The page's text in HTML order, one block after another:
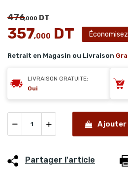
476,000DT
357,000 DT
Retrait en Magasin ou Livraison
LIVRAISON GRATUITE:
Oui
Ajouter
Partager l'article